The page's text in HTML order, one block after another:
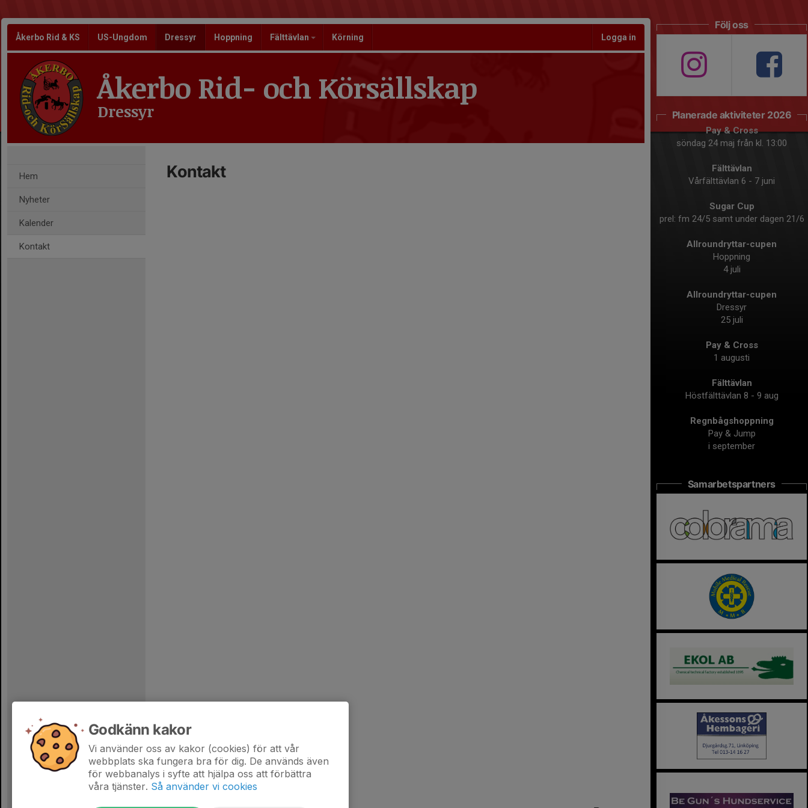
Åkerbo Rid & KS US-Ungdom Dressyr Hoppning Fälttävlan Körning Logga in
Åkerbo Rid- och Körsällskap
Dressyr
Hem
Nyheter
Kalender
Kontakt
Kontakt
Följ oss
Planerade aktiviteter 2026
Pay & Cross
söndag 24 maj från kl. 13:00
Fälttävlan
Vårfälttävlan 6 - 7 juni
Sugar Cup
prel: fm 24/5 samt under dagen 21/6
Allroundryttar-cupen
Hoppning
4 juli
Allroundryttar-cupen
Dressyr
25 juli
Pay & Cross
1 augusti
Fälttävlan
Höstfälttävlan 8 - 9 aug
Regnbågshoppning
Pay & Jump
i september
Samarbetspartners
Godkänn kakor
Vi använder oss av kakor (cookies) för att vår
webbplats ska fungera bra för dig. De används även
för webbanalys i syfte att hjälpa oss att förbättra
våra tjänster. Så använder vi cookies